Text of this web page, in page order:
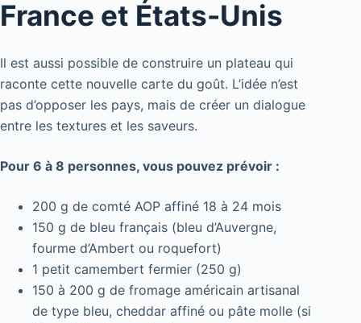
France et États-Unis
Il est aussi possible de construire un plateau qui
raconte cette nouvelle carte du goût. L’idée n’est
pas d’opposer les pays, mais de créer un dialogue
entre les textures et les saveurs.
Pour 6 à 8 personnes, vous pouvez prévoir :
200 g de comté AOP affiné 18 à 24 mois
150 g de bleu français (bleu d’Auvergne,
fourme d’Ambert ou roquefort)
1 petit camembert fermier (250 g)
150 à 200 g de fromage américain artisanal
de type bleu, cheddar affiné ou pâte molle (si